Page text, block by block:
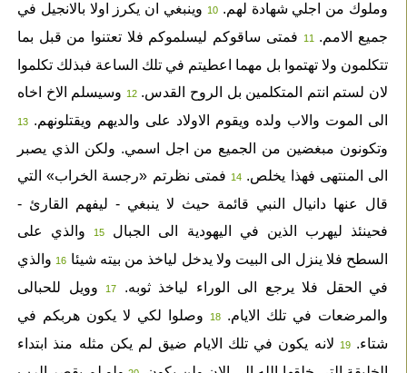
وملوك من اجلي شهادة لهم. 10وينبغي ان يكرز اولا بالانجيل في
جميع الامم.
11فمتى ساقوكم ليسلموكم فلا تعتنوا من قبل بما
تتكلمون ولا تهتموا بل مهما اعطيتم في تلك الساعة فبذلك تكلموا
لان لستم انتم المتكلمين بل الروح القدس. 12وسيسلم الاخ اخاه
الى الموت والاب ولده ويقوم الاولاد على والديهم ويقتلونهم. 13
وتكونون مبغضين من الجميع من اجل اسمي. ولكن الذي يصبر
الى المنتهى فهذا يخلص. 14فمتى نظرتم «رجسة الخراب» التي
قال عنها دانيال النبي قائمة حيث لا ينبغي - ليفهم القارئ -
فحينئذ ليهرب الذين في اليهودية الى الجبال
15والذي على
السطح فلا ينزل الى البيت ولا يدخل لياخذ من بيته شيئا 16والذي
في الحقل فلا يرجع الى الوراء لياخذ ثوبه.
17وويل للحبالى
والمرضعات في تلك الايام.
18وصلوا لكي لا يكون هربكم في
شتاء. 19لانه يكون في تلك الايام ضيق لم يكن مثله منذ ابتداء